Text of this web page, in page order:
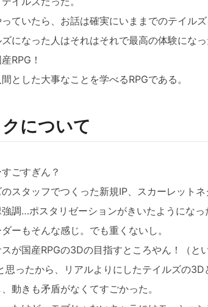
ていたら、お話は確実にいままでのテイルズ
になった人はそれはそれで最高の体験にな
RPG！
とした大事なことを学べるRPGである。
について
ごすぎん？
スタッフでつくった新規IP、スカーレット
調…ポスタリゼーションがきいたようになっ
ーもそんな感じ。でも重くないし。
が国産RPGの3Dの目指すところやん！（と
思ったから、リアルよりにしたテイルズの3D
動きも矛盾がなくてすごかった。